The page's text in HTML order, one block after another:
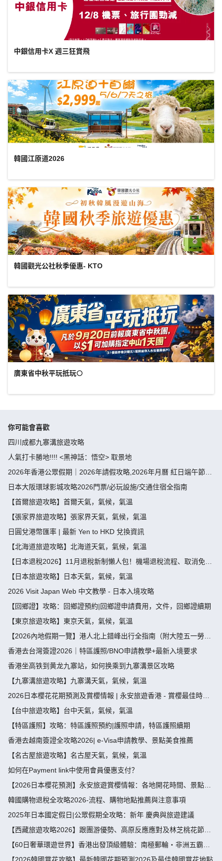
中銀信用卡X 週三狂賞飛
韓國江原道2026
韓國觀光公社秋季優惠- KTO
廣東省中秋平玩抵玩🌕
你可能會喜歡
四川成都九寨溝旅遊攻略
人氣打卡勝地!!!! <黑神話：悟空> 取景地
2026年香港公眾假期｜2026年請假攻略,2026年月曆 紅日端午節請
假攻略請4放9-public holiday 2026
日本大阪環球影城攻略2026門票/必玩設施/交通住宿全指南
【首爾旅遊攻略】首爾天氣，氣候，氣溫
【張家界旅遊攻略】張家界天氣，氣候，氣溫
日圓兌港幣匯率 | 最新 Yen to HKD 兌換資訊
【北海道旅遊攻略】北海道天氣，氣候，氣溫
【日本退稅2026】11月退稅新制懶人包！機場退稅流程、取消免稅
袋及限額全攻略 - 永安旅遊
【日本旅遊攻略】日本天氣，氣候，氣溫
2026 Visit Japan Web 中文教學 - 日本入境攻略
【回鄉證】攻略：回鄉證預約|回鄉證申請費用，文件，回鄉證續期
【東京旅遊攻略】東京天氣，氣候，氣溫
【2026內地假期一覽】港人北上錯峰出行全指南（附大陸五一勞動
節，端午節假期攻略）
香港去台灣簽證2026｜特區護照/BNO申請教學+最新入境要求
香港坐高铁到黄龙九寨站，如何换乘到九寨溝景区攻略
【九寨溝旅遊攻略】九寨溝天氣，氣候，氣溫
2026日本櫻花花期預測及賞櫻情報 | 永安旅遊香港 - 賞櫻最佳時
間、地點推薦
【台中旅遊攻略】台中天氣，氣候，氣溫
【特區護照】攻略：特區護照預約|護照申請，特區護照續期
香港去越南簽證全攻略2026| e-Visa申請教學、景點美食推薦
【名古屋旅遊攻略】名古屋天氣，氣候，氣溫
如何在Payment link中使用會員優惠支付？
【2026日本櫻花預測】永安旅遊賞櫻情報：各地開花時間、景點推
薦
韓國購物退稅全攻略2026-流程、購物地點推薦與注意事項
2025年日本國定假日|公眾假期全攻略：新年 慶典與旅遊建議
【西藏旅遊攻略2026】跟團游優勢、高原反應應對及林芝桃花節深
度指南
【60日奢華環遊世界】香港出發頂級體驗：南極郵輪・非洲五霸・
北極光・限定美食盛宴